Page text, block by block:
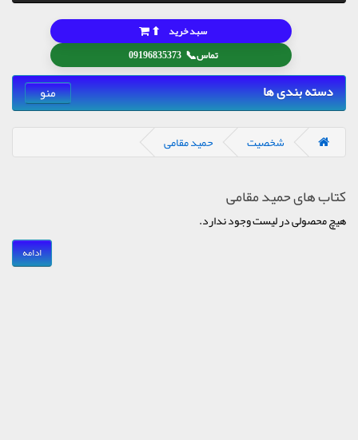
تماس📞
09196835373
سبد خرید ⬆
دسته بندی ها منو
شخصیت حمید مقامی
کتاب های حمید مقامی
هیچ محصولی در لیست وجود ندارد.
ادامه